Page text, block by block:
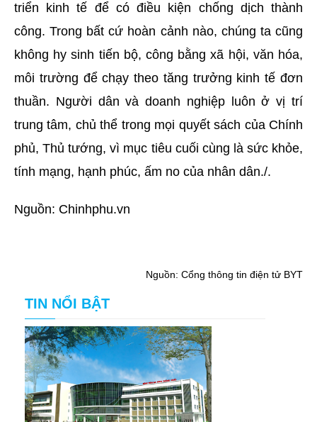
triển kinh tế để có điều kiện chống dịch thành
công. Trong bất cứ hoàn cảnh nào, chúng ta cũng
không hy sinh tiến bộ, công bằng xã hội, văn hóa,
môi trường để chạy theo tăng trưởng kinh tế đơn
thuần. Người dân và doanh nghiệp luôn ở vị trí
trung tâm, chủ thể trong mọi quyết sách của Chính
phủ, Thủ tướng, vì mục tiêu cuối cùng là sức khỏe,
tính mạng, hạnh phúc, ấm no của nhân dân./.
Nguồn: Chinhphu.vn
Nguồn: Cổng thông tin điện tử BYT
TIN NỔI BẬT